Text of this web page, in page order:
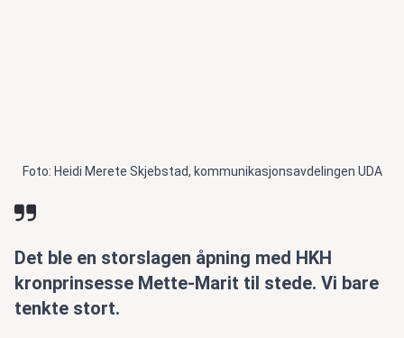
Foto: Heidi Merete Skjebstad, kommunikasjonsavdelingen UDA
Det ble en storslagen åpning med HKH
kronprinsesse Mette-Marit til stede. Vi bare
tenkte stort.